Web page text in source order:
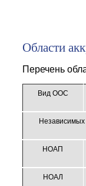
Области
Перечень
Вид ООС
Независимых
НОАП
НОАЛ